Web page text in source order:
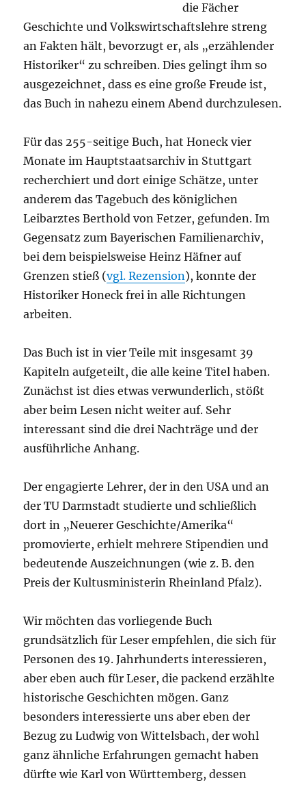
die Fächer
Geschichte und Volkswirtschaftslehre streng
an Fakten hält, bevorzugt er, als „erzählender
Historiker“ zu schreiben. Dies gelingt ihm so
ausgezeichnet, dass es eine große Freude ist,
das Buch in nahezu einem Abend durchzulesen.
Für das 255-seitige Buch, hat Honeck vier
Monate im Hauptstaatsarchiv in Stuttgart
recherchiert und dort einige Schätze, unter
anderem das Tagebuch des königlichen
Leibarztes Berthold von Fetzer, gefunden. Im
Gegensatz zum Bayerischen Familienarchiv,
bei dem beispielsweise Heinz Häfner auf
Grenzen stieß (vgl. Rezension), konnte der
Historiker Honeck frei in alle Richtungen
arbeiten.
Das Buch ist in vier Teile mit insgesamt 39
Kapiteln aufgeteilt, die alle keine Titel haben.
Zunächst ist dies etwas verwunderlich, stößt
aber beim Lesen nicht weiter auf. Sehr
interessant sind die drei Nachträge und der
ausführliche Anhang.
Der engagierte Lehrer, der in den USA und an
der TU Darmstadt studierte und schließlich
dort in „Neuerer Geschichte/Amerika“
promovierte, erhielt mehrere Stipendien und
bedeutende Auszeichnungen (wie z. B. den
Preis der Kultusministerin Rheinland Pfalz).
Wir möchten das vorliegende Buch
grundsätzlich für Leser empfehlen, die sich für
Personen des 19. Jahrhunderts interessieren,
aber eben auch für Leser, die packend erzählte
historische Geschichten mögen. Ganz
besonders interessierte uns aber eben der
Bezug zu Ludwig von Wittelsbach, der wohl
ganz ähnliche Erfahrungen gemacht haben
dürfte wie Karl von Württemberg, dessen